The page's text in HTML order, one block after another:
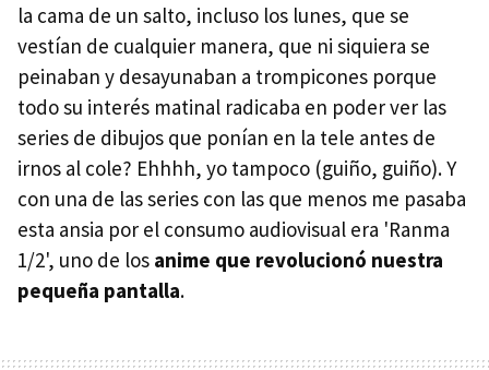
la cama de un salto, incluso los lunes, que se
vestían de cualquier manera, que ni siquiera se
peinaban y desayunaban a trompicones porque
todo su interés matinal radicaba en poder ver las
series de dibujos que ponían en la tele antes de
irnos al cole? Ehhhh, yo tampoco (guiño, guiño). Y
con una de las series con las que menos me pasaba
esta ansia por el consumo audiovisual era 'Ranma
1/2', uno de los anime que revolucionó nuestra
pequeña pantalla.